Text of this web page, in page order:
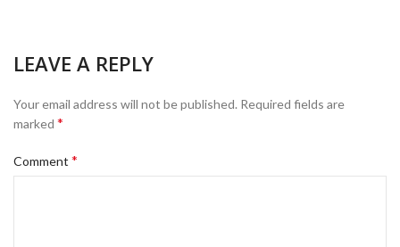
LEAVE A REPLY
Your email address will not be published. Required fields are
marked *
Comment *